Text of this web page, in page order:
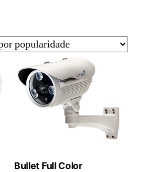
Bullet Full Color